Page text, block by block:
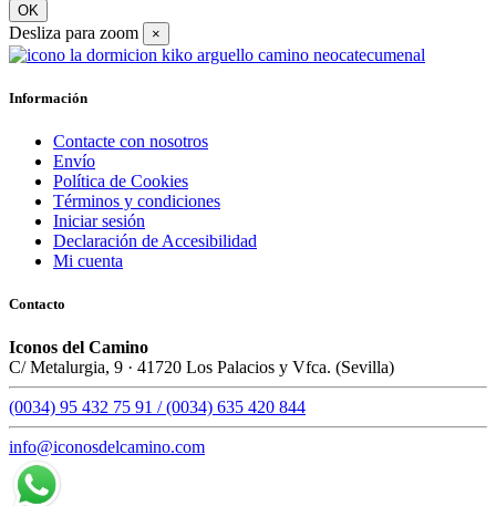
OK
Desliza para zoom ×
Información
Contacte con nosotros
Envío
Política de Cookies
Términos y condiciones
Iniciar sesión
Declaración de Accesibilidad
Mi cuenta
Contacto
Iconos del Camino
C/ Metalurgia, 9 · 41720 Los Palacios y Vfca. (Sevilla)
(0034) 95 432 75 91 / (0034) 635 420 844
info@iconosdelcamino.com